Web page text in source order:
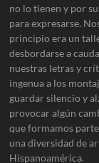
no lo tienen y por
para expresarse.
principio era un
desbordarse a
nuestras letras y
ingenua a los
guardar silencio y
provocar algún
que formamos
una diversidad de
Hispanoamérica.